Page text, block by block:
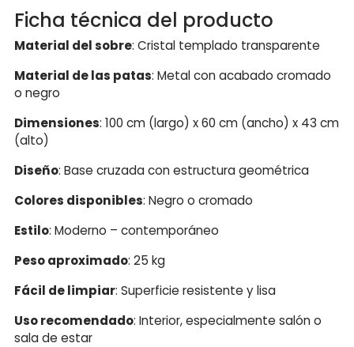
Ficha técnica del producto
Material del sobre: Cristal templado transparente
Material de las patas: Metal con acabado cromado
o negro
Dimensiones: 100 cm (largo) x 60 cm (ancho) x 43 cm
(alto)
Diseño: Base cruzada con estructura geométrica
Colores disponibles: Negro o cromado
Estilo: Moderno – contemporáneo
Peso aproximado: 25 kg
Fácil de limpiar: Superficie resistente y lisa
Uso recomendado: Interior, especialmente salón o
sala de estar